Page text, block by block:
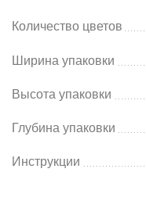
Количество цветов
Ширина упаковки
Высота упаковки
Глубина упаковки
Инструкции